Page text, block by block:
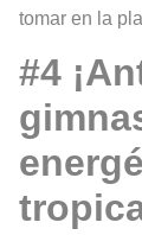
tomar en la
#4